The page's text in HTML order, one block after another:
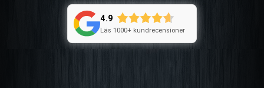
4.9
Läs 1000+ kundrecensioner